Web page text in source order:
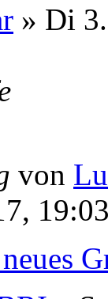
» Di
von